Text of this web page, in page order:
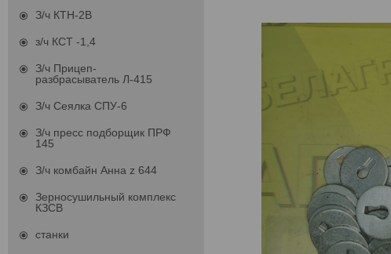
З/ч КТН-2В
з/ч КСТ -1,4
З/ч Прицеп-
разбрасыватель Л-415
З/ч Сеялка СПУ-6
З/ч пресс подборщик ПРФ
145
З/ч комбайн Анна z 644
Зерносушильный комплекс
КЗСВ
станки